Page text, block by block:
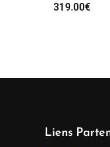
319.00€
Liens